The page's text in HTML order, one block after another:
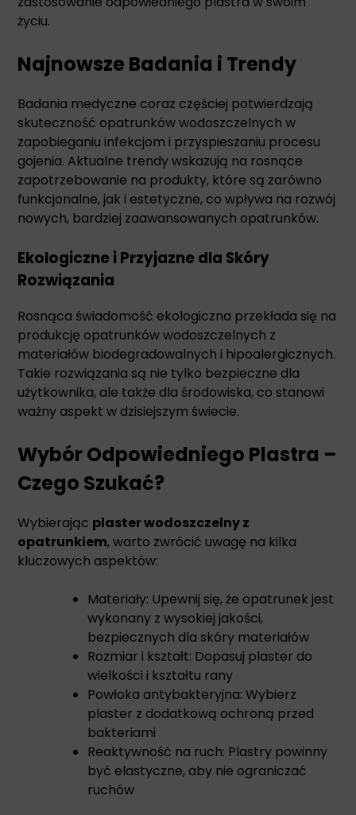
życiu.
Najnowsze Badania i Trendy
Badania medyczne coraz częściej potwierdzają
skuteczność opatrunków wodoszczelnych w
zapobieganiu infekcjom i przyspieszaniu procesu
gojenia. Aktualne trendy wskazują na rosnące
zapotrzebowanie na produkty, które są zarówno
funkcjonalne, jak i estetyczne, co wpływa na rozwój
nowych, bardziej zaawansowanych opatrunków.
Ekologiczne i Przyjazne dla Skóry
Rozwiązania
Rosnąca świadomość ekologiczna przekłada się na
produkcję opatrunków wodoszczelnych z
materiałów biodegradowalnych i hipoalergicznych.
Takie rozwiązania są nie tylko bezpieczne dla
użytkownika, ale także dla środowiska, co stanowi
ważny aspekt w dzisiejszym świecie.
Wybór Odpowiedniego Plastra –
Czego Szukać?
Wybierając plaster wodoszczelny z
opatrunkiem, warto zwrócić uwagę na kilka
kluczowych aspektów:
Materiały: Upewnij się, że opatrunek jest
wykonany z wysokiej jakości,
bezpiecznych dla skóry materiałów
Rozmiar i kształt: Dopasuj plaster do
wielkości i kształtu rany
Powłoka antybakteryjna: Wybierz
plaster z dodatkową ochroną przed
bakteriami
Reaktywność na ruch: Plastry powinny
być elastyczne, aby nie ograniczać
ruchów